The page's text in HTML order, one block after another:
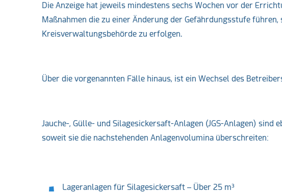
Die Anzeige hat jeweils mindestens sechs Wochen vor der
Maßnahmen die zu einer Änderung der Gefährdungsstufe
Kreisverwaltungsbehörde zu erfolgen.
Über die vorgenannten Fälle hinaus, ist ein Wechsel des
Jauche-, Gülle- und Silagesickersaft-Anlagen (JGS-Anlagen)
soweit sie die nachstehenden Anlagenvolumina überschreiten:
Lageranlagen für Silagesickersaft – Über 25 m³